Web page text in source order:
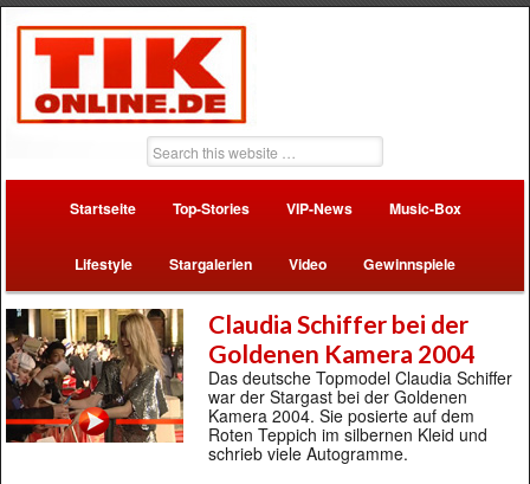
Startseite Top-Stories VIP-News Music-Box
Lifestyle Stargalerien Video Gewinnspiele
Claudia Schiffer bei der
Goldenen Kamera 2004
Das deutsche Topmodel Claudia Schiffer
war der Stargast bei der Goldenen
Kamera 2004. Sie posierte auf dem
Roten Teppich im silbernen Kleid und
schrieb viele Autogramme.